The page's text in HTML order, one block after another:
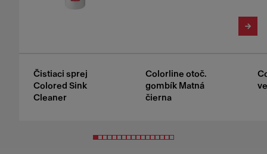
Čistiaci sprej
Colored Sink
Cleaner
Colorline otoč.
gombík Matná
čierna